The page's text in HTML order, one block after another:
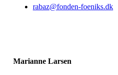
rabaz@fonden-foeniks.dk
Marianne Larsen